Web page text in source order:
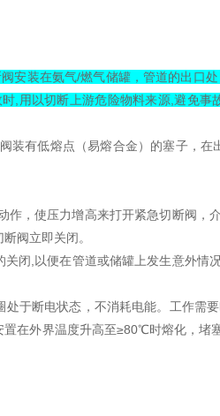
安装在氨气/燃气储罐，管道的出口
,用以切断上游危险物料来源,避免事
装有低熔点（易熔合金）的塞子，
作，使压力增高来打开紧急切断阀，
阀立即关闭。
闭,以便在管道或储罐上发生意外情
于断电状态，不消耗电能。工作需
在外界温度升高至≥80℃时熔化，堵